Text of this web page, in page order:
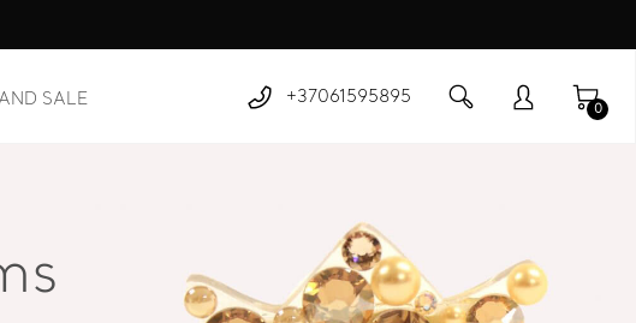
SALE +37061595895
0